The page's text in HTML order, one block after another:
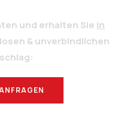
und erhalten Sie in
& unverbindlichen